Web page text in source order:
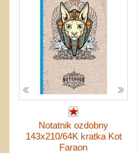
Notatnik ozdobny
143x210/64K kratka Kot
Faraon